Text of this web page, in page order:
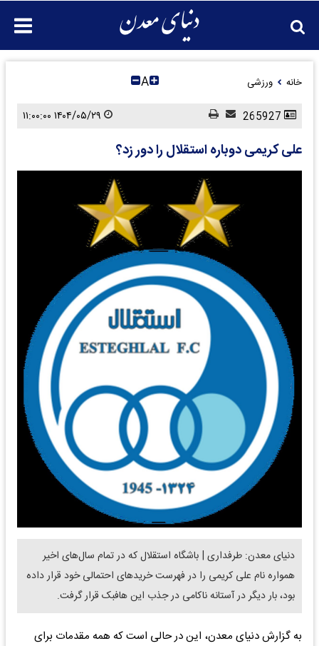
خانه ورزشی A
علی کریمی دوباره استقلال را دور زد؟
دنیای معدن: طرفداری | باشگاه استقلال که در تمام سال‌های اخیر
همواره نام علی کریمی را در فهرست خریدهای احتمالی خود قرار داده
بود، بار دیگر در آستانه ناکامی در جذب این هافبک قرار گرفت.
به گزارش دنیای معدن، این در حالی است که همه مقدمات برای